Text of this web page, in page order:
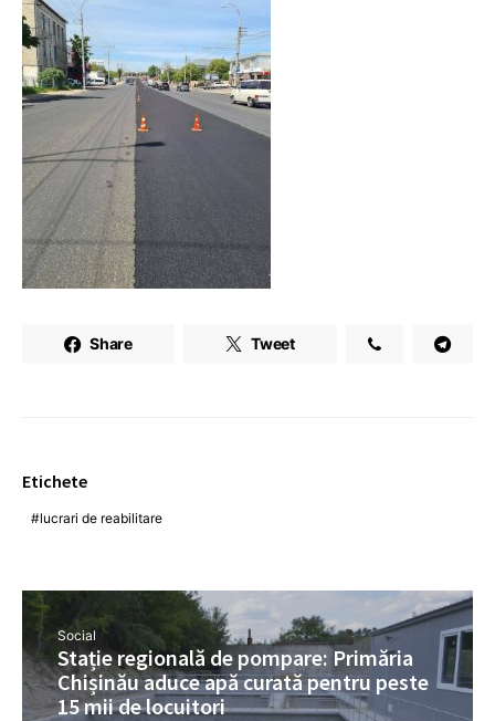
Share Tweet
Etichete
lucrari de reabilitare
Social
Stație regională de pompare: Primăria
Chișinău aduce apă curată pentru peste
15 mii de locuitori